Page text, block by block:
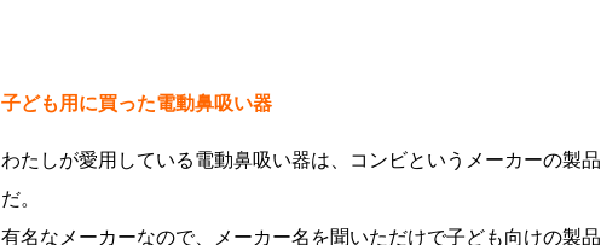
子ども用に買った電動鼻吸い器
わたしが愛用している電動鼻吸い器は、コンビというメーカーの製品
だ。
有名なメーカーなので、メーカー名を聞いただけで子ども向けの製品